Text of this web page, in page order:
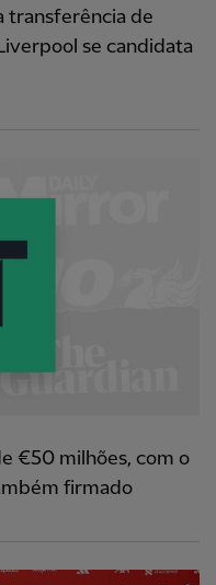
transferência de
se candidata
€50 milhões, com o
firmado